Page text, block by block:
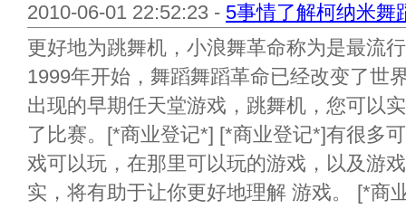
2010-06-01 22:52:23 - 5事情了解柯纳米舞
更好地为跳舞机，小浪舞革命称为是最流
1999年开始，舞蹈舞蹈革命已经改变了世
出现的早期任天堂游戏，跳舞机，您可以
了比赛。[*商业登记*] [*商业登记*]有很多
戏可以玩，在那里可以玩的游戏，以及游
实，将有助于让你更好地理解 游戏。 [*商